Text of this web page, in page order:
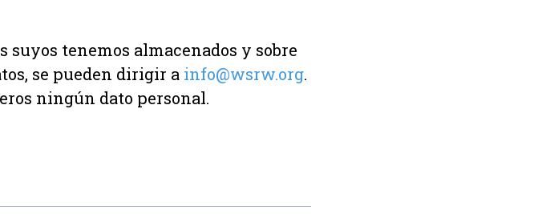
tenemos almacenados y sobre
se pueden dirigir a info@wsrw.org.
ningún dato personal.